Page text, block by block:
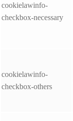
cookielawinfo-
checkbox-necessary
cookielawinfo-
checkbox-others